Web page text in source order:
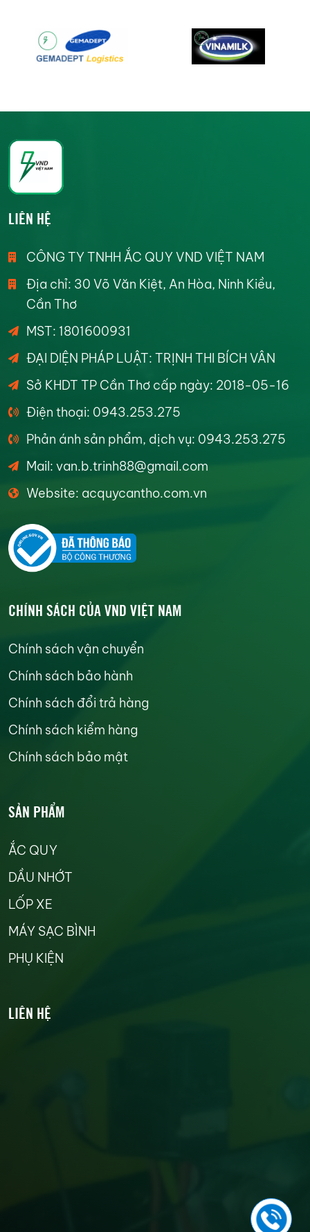
LIÊN HỆ
CÔNG TY TNHH ẮC QUY VND VIỆT NAM
Địa chỉ: 30 Võ Văn Kiệt, An Hòa, Ninh Kiều,
Cần Thơ
MST: 1801600931
ĐẠI DIỆN PHÁP LUẬT: TRỊNH THI BÍCH VÂN
Sở KHDT TP Cần Thơ cấp ngày: 2018-05-16
Điện thoại: 0943.253.275
Phản ánh sản phẩm, dịch vụ: 0943.253.275
Mail: van.b.trinh88@gmail.com
Website: acquycantho.com.vn
CHÍNH SÁCH CỦA VND VIỆT NAM
Chính sách vận chuyển
Chính sách bảo hành
Chính sách đổi trả hàng
Chính sách kiểm hàng
Chính sách bảo mật
SẢN PHẨM
ẮC QUY
DẦU NHỚT
LỐP XE
MÁY SẠC BÌNH
PHỤ KIỆN
LIÊN HỆ